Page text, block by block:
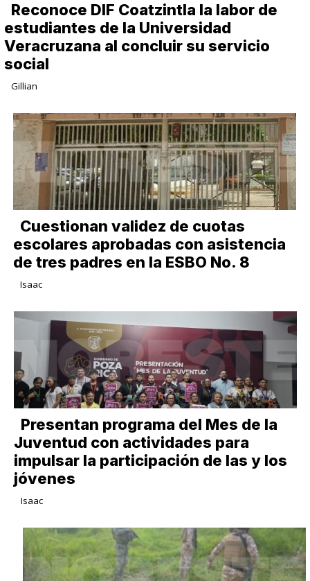
Reconoce DIF Coatzintla la labor de
estudiantes de la Universidad
Veracruzana al concluir su servicio
social
Gillian
Cuestionan validez de cuotas
escolares aprobadas con asistencia
de tres padres en la ESBO No. 8
Isaac
Presentan programa del Mes de la
Juventud con actividades para
impulsar la participación de las y los
jóvenes
Isaac